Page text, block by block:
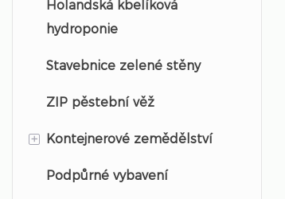
Microgreens pěstební stojan
NFT hydroponie
Holandská kbelíková
hydroponie
Stavebnice zelené stěny
ZIP pěstební věž
+ Kontejnerové zemědělství
EBB kontejnerové
Podpůrné vybavení